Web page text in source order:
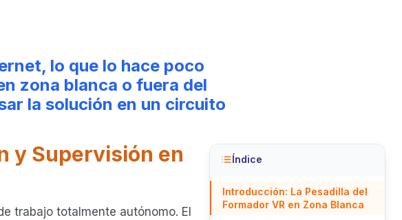
lo que lo hace poco
zona blanca o fuera del
la solución en un circuito
y Supervisión en
trabajo totalmente autónomo. El
Índice
Introducción: La Pesadilla del
Formador VR en Zona Blanca